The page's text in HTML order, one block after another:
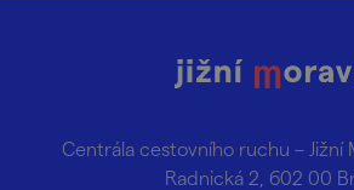
Centrála cestovního ruchu – Jižní
Radnická 2, 602 00